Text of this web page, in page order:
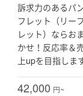
訴求力のあるパ
フレット（リーフ
レット）ならおま
かせ！反応率＆
上upを目指しま
42,000 円~